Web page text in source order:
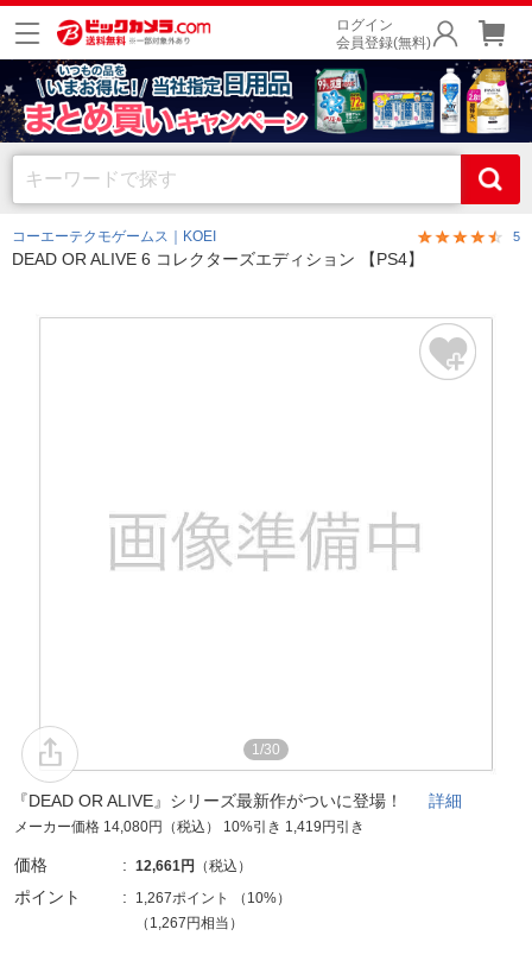
ログイン
会員登録(無料)
コーエーテクモゲームス｜KOEI 5
DEAD OR ALIVE 6 コレクターズエディション 【PS4】
1/30
『DEAD OR ALIVE』シリーズ最新作がついに登場！ 詳細
メーカー価格 14,080円（税込） 10%引き 1,419円引き
価格 12,661円 （税込）
ポイント 1,267ポイント （ 10%）
（1,267円相当）